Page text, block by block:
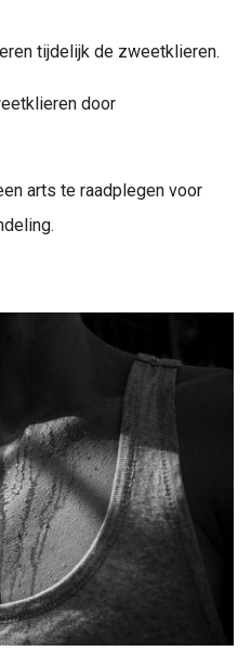
tijdelijk de zweetklieren.
door
arts te raadplegen voor